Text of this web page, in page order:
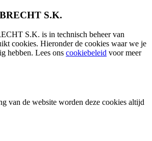
S.K.
S.K. is in technisch beheer van
cookies. Hieronder de cookies waar we je
hebben. Lees ons cookiebeleid voor meer
van de website worden deze cookies altijd